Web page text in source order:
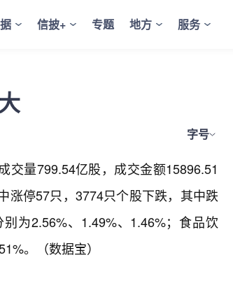
信披+ 专题 地方 服务
字号
交量799.54亿股，成交金额15896.51
涨停57只，3774只个股下跌，其中跌
为2.56%、1.49%、1.46%；食品饮
。（数据宝）